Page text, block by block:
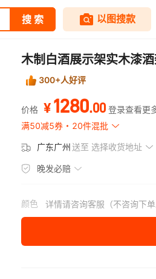
木制白酒展示架实木漆
300+人好评
价格 ¥1280.00 登录查看更
满50减5券
20件混批
广东广州送至 选择收货地址
晚发必赔
颜色 详情请咨询客服（不咨询下单